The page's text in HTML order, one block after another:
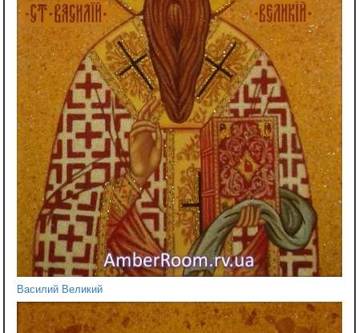
Василий Великий